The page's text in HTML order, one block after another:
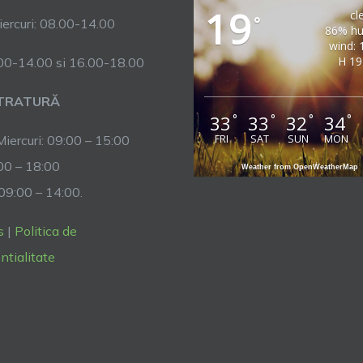
08.00-14.00
14.00 si 16.00-18.00
09:00 – 15:00
– 18:00
– 14:00.
| Politica de
19°
86%
wind:
H
33°
FRI
33°
SAT
32°
SUN
34°
MON
Weather from OpenWeatherMap